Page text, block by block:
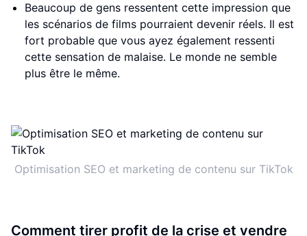
Beaucoup de gens ressentent cette impression que
les scénarios de films pourraient devenir réels. Il est
fort probable que vous ayez également ressenti
cette sensation de malaise. Le monde ne semble
plus être le même.
Optimisation SEO et marketing de contenu sur TikTok
Comment tirer profit de la crise et vendre